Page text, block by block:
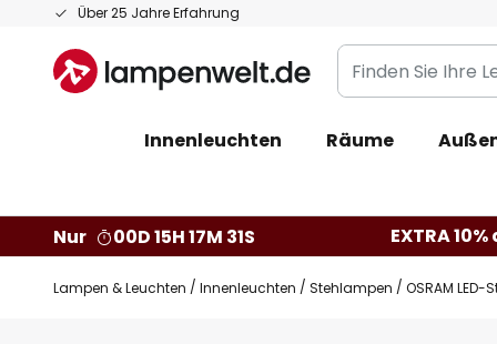
Über 25 Jahre Erfahrung
Zum
springen
Finden
Sie
Leuchte...
Innenleuchten Räume
Nur
00D 15H 17M 30S EXTRA
Lampen & Leuchten Innenleuchten Stehlampen OSRAM